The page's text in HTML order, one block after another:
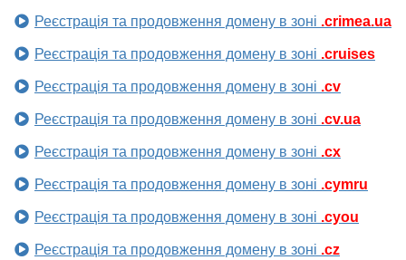
Реєстрація та продовження домену в зоні .crimea.ua
Реєстрація та продовження домену в зоні .cruises
Реєстрація та продовження домену в зоні .cv
Реєстрація та продовження домену в зоні .cv.ua
Реєстрація та продовження домену в зоні .cx
Реєстрація та продовження домену в зоні .cymru
Реєстрація та продовження домену в зоні .cyou
Реєстрація та продовження домену в зоні .cz